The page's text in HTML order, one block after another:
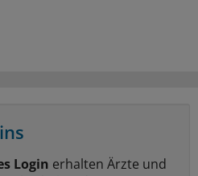
Login erhalten Ärzte und